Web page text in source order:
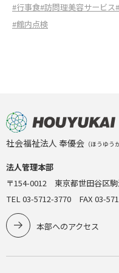
#行事食#訪問理美容サービス
#館内点検
社会福祉法人 奉優会 （ほうゆう
法人管理本部
〒154-0012 東京都世田谷区
TEL 03-5712-3770 FAX 03-
本部へのアクセス